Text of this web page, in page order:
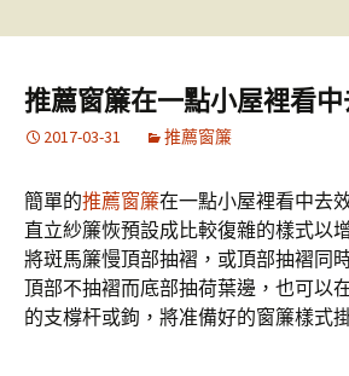
推薦窗簾在一點小屋裡看
2017-03-31 推薦窗簾
簡單的推薦窗簾在一點小屋裡看中去
直立紗簾恢預設成比較復雜的樣式以
將斑馬簾慢頂部抽褶，或頂部抽褶同
頂部不抽褶而底部抽荷葉邊，也可以
的支橕杆或鉤，將准備好的窗簾樣式